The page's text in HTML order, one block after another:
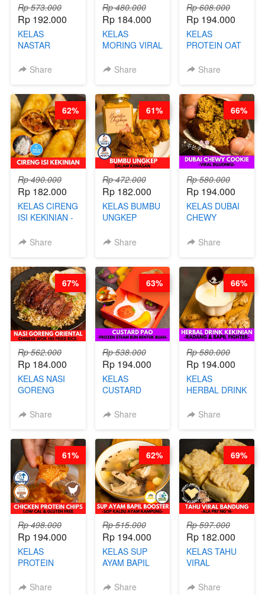
Rp 573.000
Rp 192.000
KELAS
NASTAR
KEKINIAN -
WIJSMAN- BY
CHEF DITA
Share
Rp 480.000
Rp 184.000
KELAS
MORING VIRAL
KERING
Share
Rp 608.000
Rp 194.000
KELAS
PROTEIN OAT
MEAL
BARISTA
ARISUDANA
Share
Rp 490.000
Rp 182.000
KELAS CIRENG
ISI KEKINIAN -
Share
62%
Rp 472.000
Rp 182.000
KELAS BUMBU
UNGKEP
KEMASAN - BY
Share
61%
Rp 580.000
Rp 194.000
KELAS DUBAI
CHEWY
VIRAL
DITA
Share
66%
Rp 562.000
Rp 184.000
KELAS NASI
GORENG
CHINESE WOK
CHEF
STEPHANIE
Share
67%
Rp 538.000
Rp 194.000
KELAS
CUSTARD
STEAM BUN
CHEF DITA
Share
63%
Rp 580.000
Rp 194.000
KELAS
HERBAL DRINK
RADANG &
BARISTA
ARISUDANA
Share
66%
Rp 498.000
Rp 194.000
KELAS
PROTEIN
CHIPS -
Share
61%
Rp 515.000
Rp 194.000
KELAS SUP
AYAM BAPIL
SOP KALDU
Share
62%
Rp 597.000
Rp 182.000
KELAS TAHU
VIRAL
ALA PRI*NG*N
Share
69%